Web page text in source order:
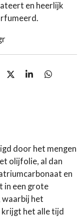
en heerlijk
D
S
D
door het mengen
olijfolie, al dan
en
in een grote
waarbij het
het alle tijd